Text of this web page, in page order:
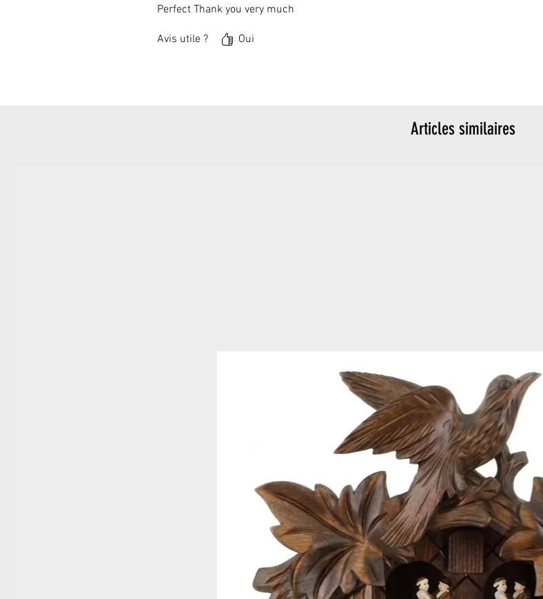
Perfect Thank you very much
Avis utile ? Oui
Articles similaires